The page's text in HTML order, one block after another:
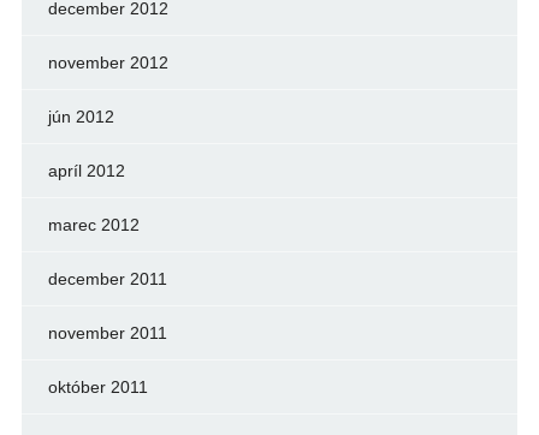
december 2012
november 2012
jún 2012
apríl 2012
marec 2012
december 2011
november 2011
október 2011